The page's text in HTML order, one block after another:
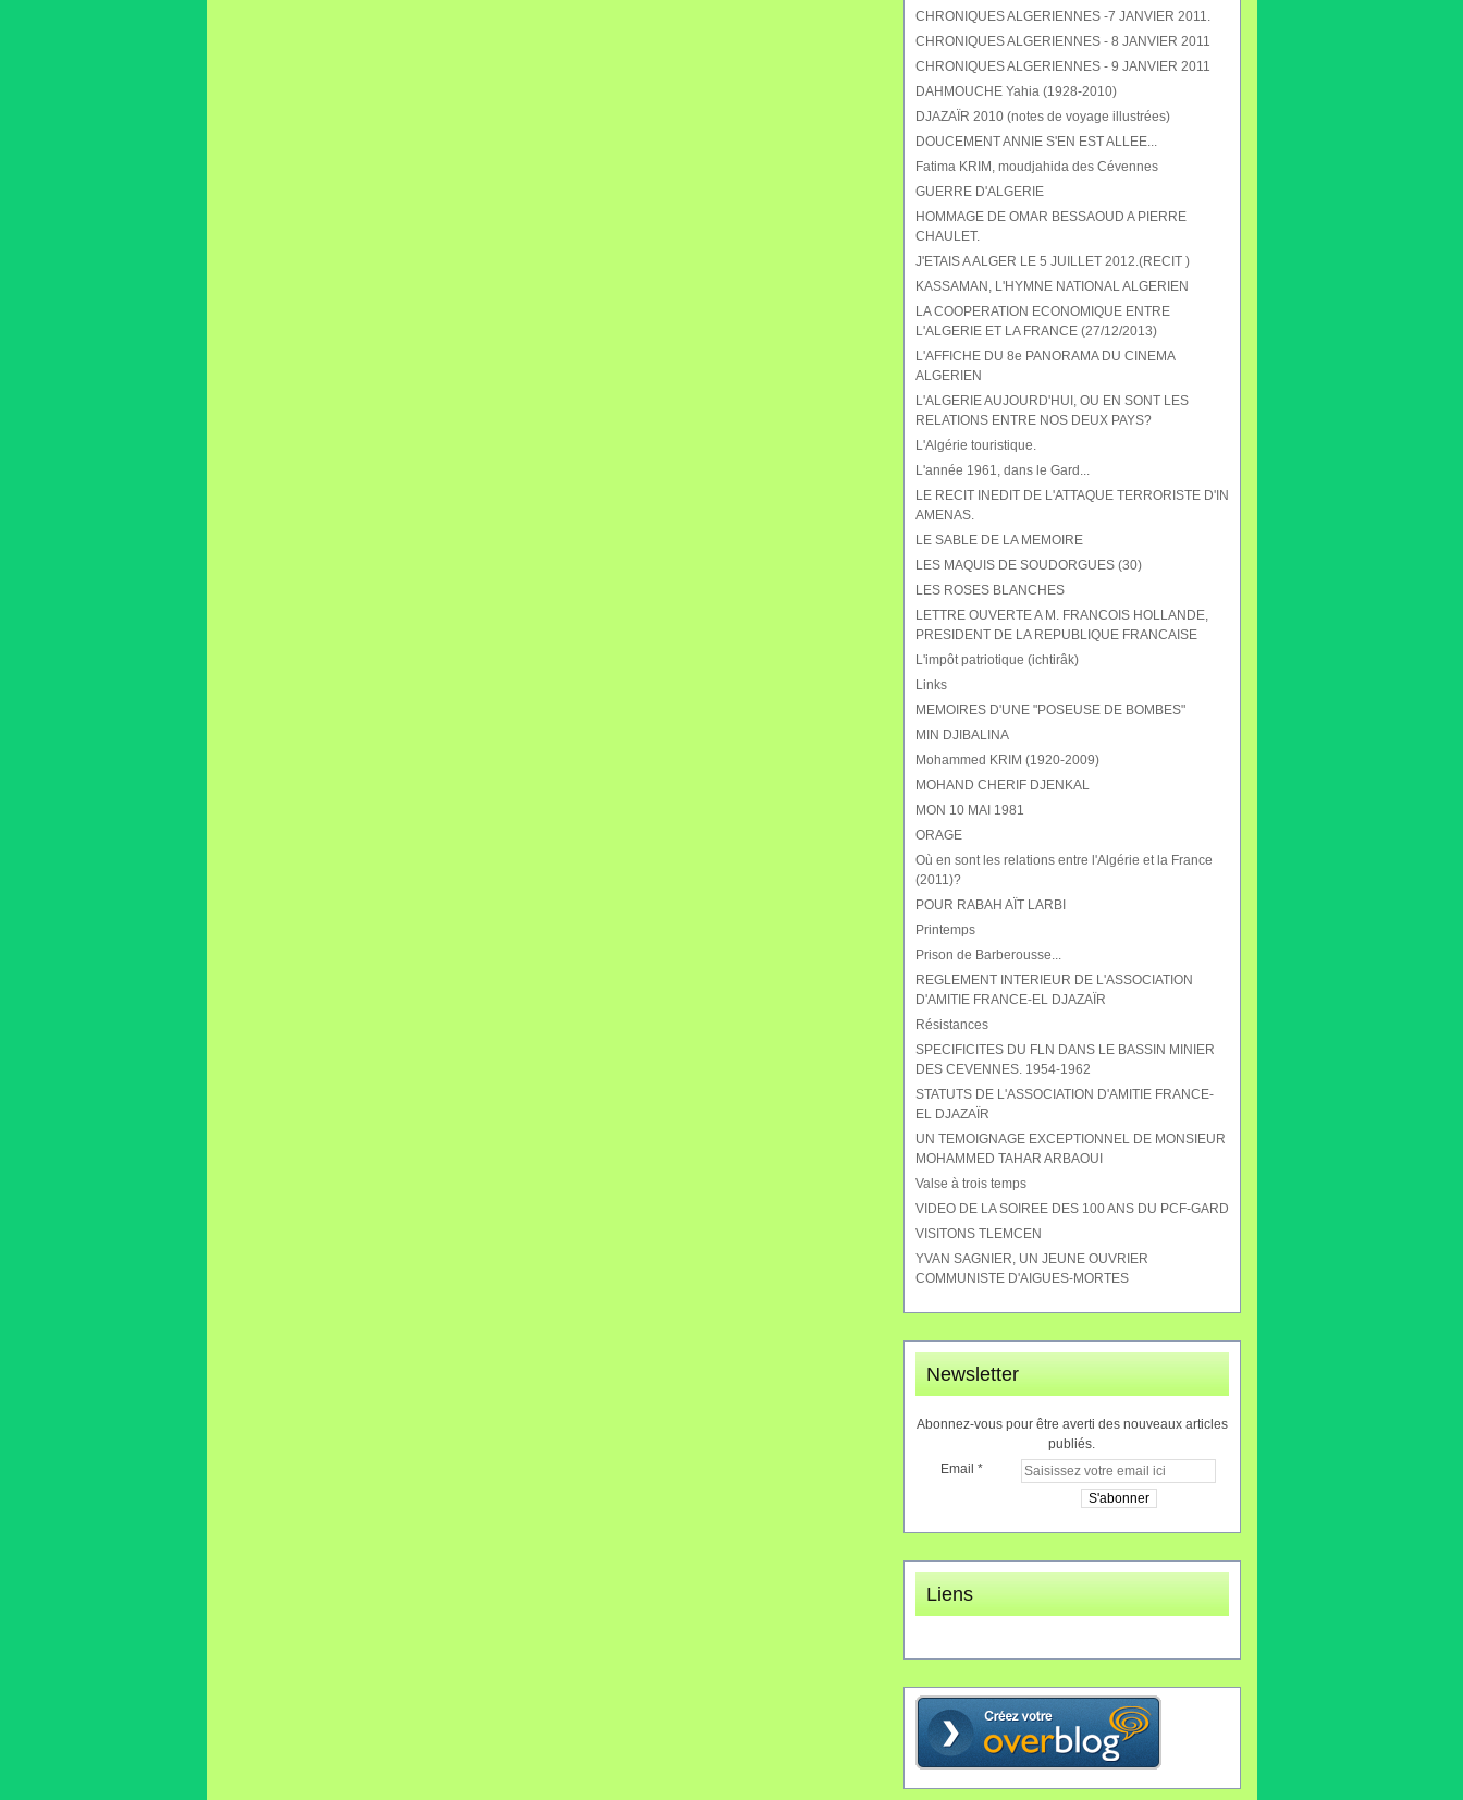
CHRONIQUES ALGERIENNES -7 JANVIER 2011.
CHRONIQUES ALGERIENNES - 8 JANVIER 2011
CHRONIQUES ALGERIENNES - 9 JANVIER 2011
DAHMOUCHE Yahia (1928-2010)
DJAZAÏR 2010 (notes de voyage illustrées)
DOUCEMENT ANNIE S'EN EST ALLEE...
Fatima KRIM, moudjahida des Cévennes
GUERRE D'ALGERIE
HOMMAGE DE OMAR BESSAOUD A PIERRE
CHAULET.
J'ETAIS A ALGER LE 5 JUILLET 2012.(RECIT )
KASSAMAN, L'HYMNE NATIONAL ALGERIEN
LA COOPERATION ECONOMIQUE ENTRE
L'ALGERIE ET LA FRANCE (27/12/2013)
L'AFFICHE DU 8e PANORAMA DU CINEMA
ALGERIEN
L'ALGERIE AUJOURD'HUI, OU EN SONT LES
RELATIONS ENTRE NOS DEUX PAYS?
L'Algérie touristique.
L'année 1961, dans le Gard...
LE RECIT INEDIT DE L'ATTAQUE TERRORISTE D'IN
AMENAS.
LE SABLE DE LA MEMOIRE
LES MAQUIS DE SOUDORGUES (30)
LES ROSES BLANCHES
LETTRE OUVERTE A M. FRANCOIS HOLLANDE,
PRESIDENT DE LA REPUBLIQUE FRANCAISE
L'impôt patriotique (ichtirâk)
Links
MEMOIRES D'UNE "POSEUSE DE BOMBES"
MIN DJIBALINA
Mohammed KRIM (1920-2009)
MOHAND CHERIF DJENKAL
MON 10 MAI 1981
ORAGE
Où en sont les relations entre l'Algérie et la France
(2011)?
POUR RABAH AÏT LARBI
Printemps
Prison de Barberousse...
REGLEMENT INTERIEUR DE L'ASSOCIATION
D'AMITIE FRANCE-EL DJAZAÏR
Résistances
SPECIFICITES DU FLN DANS LE BASSIN MINIER
DES CEVENNES. 1954-1962
STATUTS DE L'ASSOCIATION D'AMITIE FRANCE-
EL DJAZAÏR
UN TEMOIGNAGE EXCEPTIONNEL DE MONSIEUR
MOHAMMED TAHAR ARBAOUI
Valse à trois temps
VIDEO DE LA SOIREE DES 100 ANS DU PCF-GARD
VISITONS TLEMCEN
YVAN SAGNIER, UN JEUNE OUVRIER
COMMUNISTE D'AIGUES-MORTES
Newsletter
Abonnez-vous pour être averti des nouveaux articles
publiés.
Email
Liens